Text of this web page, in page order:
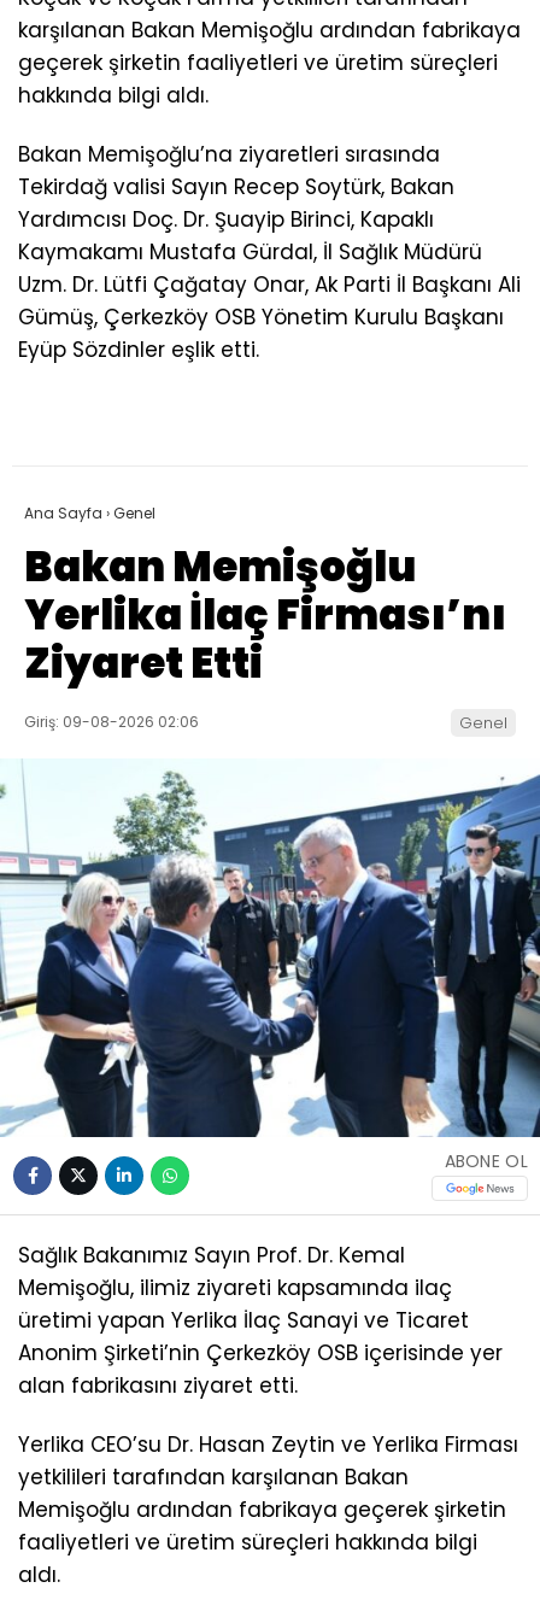
karşılanan Bakan Memişoğlu ardından fabrikaya
geçerek şirketin faaliyetleri ve üretim süreçleri
hakkında bilgi aldı.
Bakan Memişoğlu’na ziyaretleri sırasında
Tekirdağ valisi Sayın Recep Soytürk, Bakan
Yardımcısı Doç. Dr. Şuayip Birinci, Kapaklı
Kaymakamı Mustafa Gürdal, İl Sağlık Müdürü
Uzm. Dr. Lütfi Çağatay Onar, Ak Parti İl Başkanı Ali
Gümüş, Çerkezköy OSB Yönetim Kurulu Başkanı
Eyüp Sözdinler eşlik etti.
Ana Sayfa ›Genel
Bakan Memişoğlu
Yerlika İlaç Firması’nı
Ziyaret Etti
Giriş: 09-08-2026 02:06 Genel
ABONE OL
Sağlık Bakanımız Sayın Prof. Dr. Kemal
Memişoğlu, ilimiz ziyareti kapsamında ilaç
üretimi yapan Yerlika İlaç Sanayi ve Ticaret
Anonim Şirketi’nin Çerkezköy OSB içerisinde yer
alan fabrikasını ziyaret etti.
Yerlika CEO’su Dr. Hasan Zeytin ve Yerlika Firması
yetkilileri tarafından karşılanan Bakan
Memişoğlu ardından fabrikaya geçerek şirketin
faaliyetleri ve üretim süreçleri hakkında bilgi
aldı.